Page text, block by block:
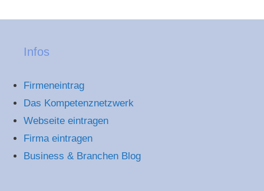
Infos
Firmeneintrag
Das Kompetenznetzwerk
Webseite eintragen
Firma eintragen
Business & Branchen Blog